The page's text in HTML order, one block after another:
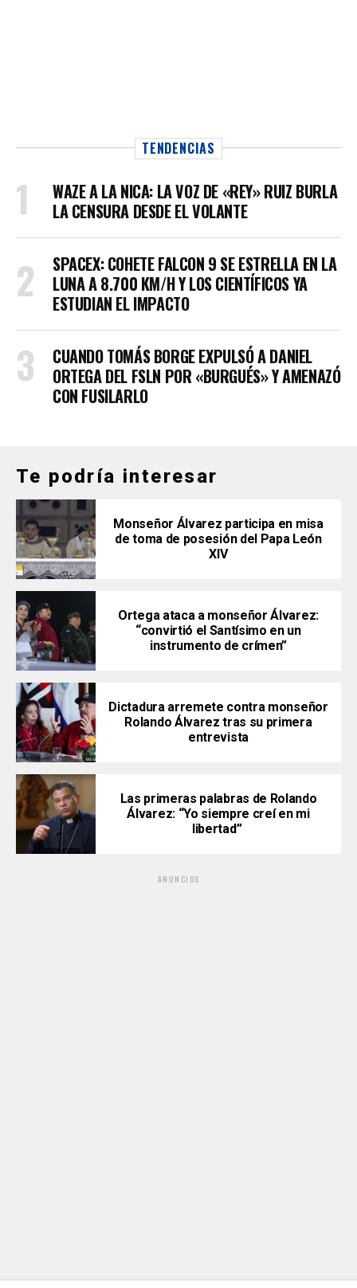
TENDENCIAS
WAZE A LA NICA: LA VOZ DE «REY» RUIZ BURLA
LA CENSURA DESDE EL VOLANTE
SPACEX: COHETE FALCON 9 SE ESTRELLA EN LA
LUNA A 8.700 KM/H Y LOS CIENTÍFICOS YA
ESTUDIAN EL IMPACTO
CUANDO TOMÁS BORGE EXPULSÓ A DANIEL
ORTEGA DEL FSLN POR «BURGUÉS» Y AMENAZÓ
CON FUSILARLO
Te podría interesar
Monseñor Álvarez participa en misa
de toma de posesión del Papa León
XIV
Ortega ataca a monseñor Álvarez:
“convirtió el Santísimo en un
instrumento de crímen”
Dictadura arremete contra monseñor
Rolando Álvarez tras su primera
entrevista
Las primeras palabras de Rolando
Álvarez: “Yo siempre creí en mi
libertad”
ANUNCIOS